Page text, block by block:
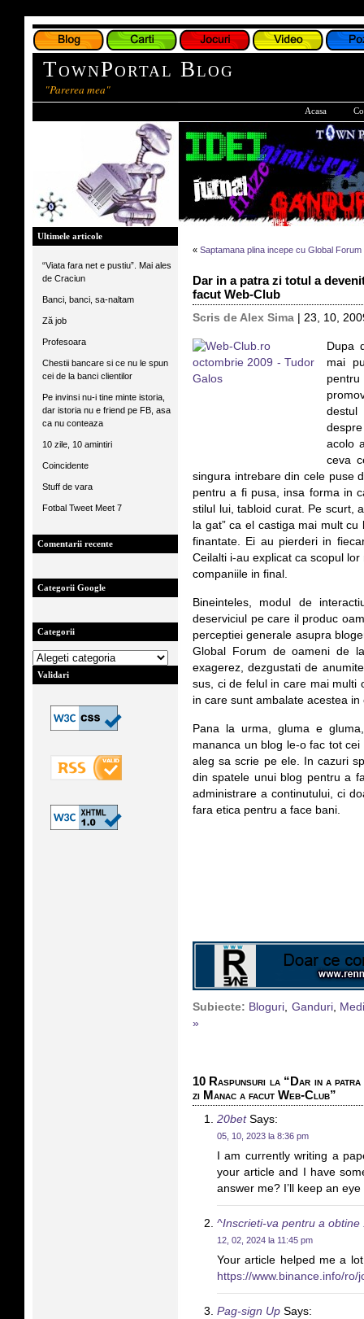
TownPortal Blog
"Parerea mea"
Acasa
Ultimele articole
“Viata fara net e pustiu”. Mai ales
de Craciun
Banci, banci, sa-naltam
Ză job
Profesoara
Chestii bancare si ce nu le spun
cei de la banci clientilor
Pe invinsi nu-i tine minte istoria,
dar istoria nu e friend pe FB, asa
ca nu conteaza
10 zile, 10 amintiri
Coincidente
Stuff de vara
Fotbal Tweet Meet 7
Comentarii recente
Categorii Google
Categorii
Validari
« Saptamana plina incepe cu Global Forum
Dar in a patra zi totul a
facut Web-Club
Scris de Alex Sima | 23, 10,
Dupa
mai
acolo
ceva
singura intrebare din cele puse
pentru a fi pusa, insa forma in
stilul lui, tabloid curat. Pe scurt,
la gat” ca el castiga mai mult
finantate. Ei au pierderi in
Ceilalti i-au explicat ca scopul
companiile in final.
Bineinteles, modul de
deserviciul pe care il produc
perceptiei generale asupra
Global Forum de oameni de
exagerez, dezgustati de
sus, ci de felul in care mai multi
in care sunt ambalate acestea in
Pana la urma, gluma e
mananca un blog le-o fac tot
aleg sa scrie pe ele. In cazuri
din spatele unui blog pentru a
administrare a continutului, ci
fara etica pentru a face bani.
Subiecte: Bloguri, Ganduri,
»
10 Raspunsuri la “Dar in a
zi Manac a facut Web-Club”
20betSays:
05, 10, 2023 la 8:36 pm
I am currently writing a
your article and I have
answer me? I’ll keep an
^Inscrieti-va pentru a obtine
12, 02, 2024 la 11:45 pm
Your article helped me a
https://www.binance.info/ro/
Pag-sign Up Says: